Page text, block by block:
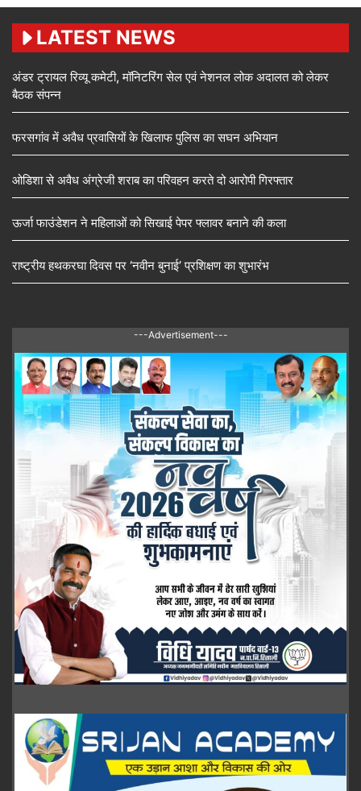
LATEST NEWS
अंडर ट्रायल रिव्यू कमेटी, मॉनिटरिंग सेल एवं नेशनल लोक अदालत को लेकर
बैठक संपन्न
फरसगांव में अवैध प्रवासियों के खिलाफ पुलिस का सघन अभियान
ओडिशा से अवैध अंग्रेजी शराब का परिवहन करते दो आरोपी गिरफ्तार
ऊर्जा फाउंडेशन ने महिलाओं को सिखाई पेपर फ्लावर बनाने की कला
राष्ट्रीय हथकरघा दिवस पर ‘नवीन बुनाई’ प्रशिक्षण का शुभारंभ
---Advertisement---